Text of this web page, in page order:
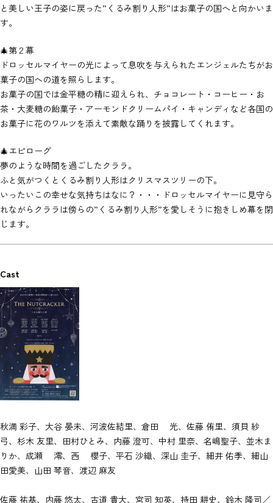
と美しい王子の姿に戻った”くるみ割り人形”はお菓子の国へと向かいま
す。
🎄第２幕
ドロッセルマイヤーの光によって息吹を与えられたエンジェルたちがお
菓子の国への道を照らします。
お菓子の国では金平糖の精に迎えられ、チョコレート・コーヒー・お
茶・大麦糖の飴菓子・アーモンドクリームパイ・キャンディなど各国の
お菓子に花のワルツを添えて素敵な踊りを披露してくれます。
🎄エピローグ
夢のような時間を過ごしたクララ。
ふと気がつくとくるみ割り人形はクリスマスツリーの下。
いったいこの幸せな気持ちはなに？・・・ドロッセルマイヤーに見守ら
れながらクララは傍らの”くるみ割り人形”を愛しそうに抱きしめ幕を閉
じます。
Cast
秋満 彩子、大谷 晏未、河波佐結里、倉田 光、佐藤 侑里、須貝 紗
弓、杉木 友里、田村ひとみ、内藤 澄可、中村 里奈、名嶋聖子、並木ま
りか、成瀬 澪、西 櫻子、平石 沙織、深山 圭子、細井 佑季、細山
田愛美、山田 琴音、渡辺 麻友
佐藤 祐基、内藤 悠太、古道 貴大、宮司 知英、持田 耕史、鈴木 隆司／